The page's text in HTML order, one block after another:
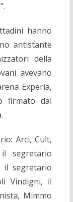
hanno
antistante
della
avevano
Experia,
firmato dal
Arci, Cult,
il segretario
il segretario
Vindigni, il
Mimmo